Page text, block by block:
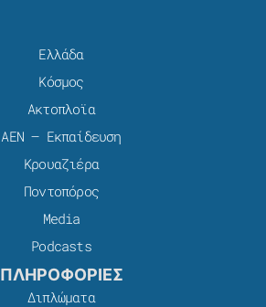
Ελλάδα
Κόσμος
Ακτοπλοϊα
ΑΕΝ – Εκπαίδευση
Κρουαζιέρα
Ποντοπόρος
Media
Podcasts
ΠΛΗΡΟΦΟΡΙΕΣ
Διπλώματα